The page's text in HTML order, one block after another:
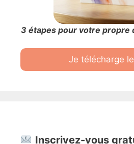
3 étapes pour votre propre
Je télécharge
Inscrivez-vous